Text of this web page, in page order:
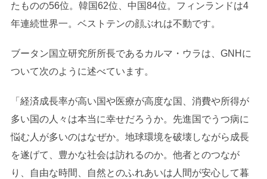
たものの56位。韓国62位、中国84位。フィンランドは4
年連続世界一。ベストテンの顔ぶれは不動です。
ブータン国立研究所所長であるカルマ・ウラは、GNHに
ついて次のように述べています。
「経済成長率が高い国や医療が高度な国、消費や所得が
多い国の人々は本当に幸せだろうか。先進国でうつ病に
悩む人が多いのはなぜか。地球環境を破壊しながら成長
を遂げて、豊かな社会は訪れるのか。他者とのつなが
り、自由な時間、自然とのふれあいは人間が安心して暮